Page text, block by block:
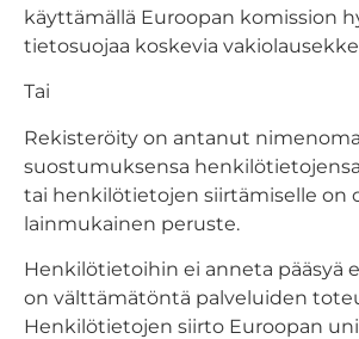
käyttämällä Euroopan komission
tietosuojaa koskevia
Tai
Rekisteröity on antanut
suostumuksensa
tai henkilötietojen siirtämiselle on
lainmukainen peruste.
Henkilötietoihin ei anneta pääsyä
on välttämätöntä palveluiden
Henkilötietojen siirto Euroopan